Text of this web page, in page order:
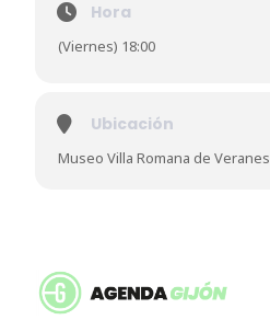
Hora
(Viernes) 18:00
Ubicación
Museo Villa Romana de Veranes